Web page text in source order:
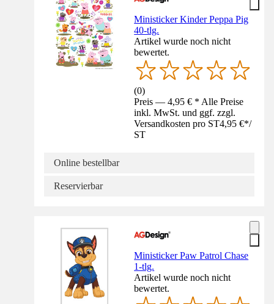
Ministicker Kinder Peppa Pig
40-tlg.
Artikel wurde noch nicht
bewertet.
(0)
Preis — 4,95 € * Alle Preise
inkl. MwSt. und ggf. zzgl.
Versandkosten pro ST4,95 €*/
ST
Online bestellbar
Reservierbar
Ministicker Paw Patrol Chase
1-tlg.
Artikel wurde noch nicht
bewertet.